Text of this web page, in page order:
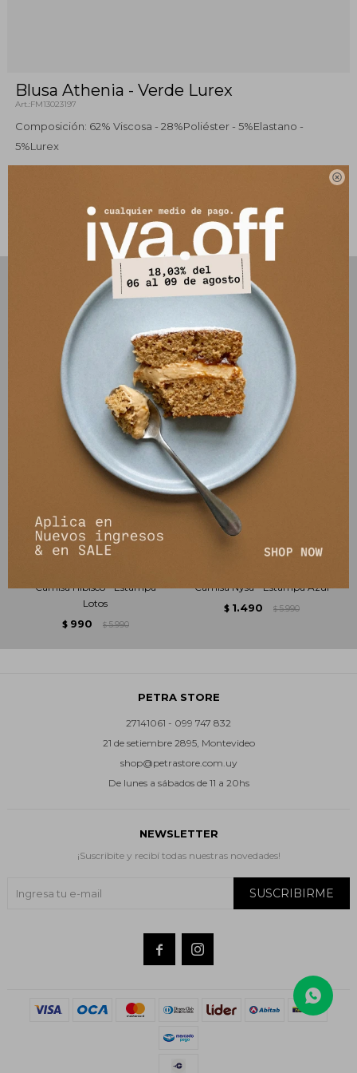

Blusa Athenia - Verde Lurex
FM13023197
Composición: 62% Viscosa - 28%Poliéster - 5%Elastano -
5%Lurex
PRODUCTOS QUE TE PUEDEN INTERESAR
Camisa Hibisco - Estampa
Lotos
$ 990 $ 5.990
Camisa Nysa - Estampa Azul
$ 1.490 $ 5.990
PETRA STORE
27141061 - 099 747 832
21 de setiembre 2895, Montevideo
shop@petrastore.com.uy
De lunes a sábados de 11 a 20hs
NEWSLETTER
¡Suscribite y recibí todas nuestras novedades!
SUSCRIBIRME
 